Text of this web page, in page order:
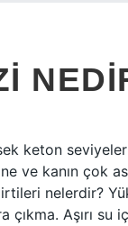
keton
ve kanın çok
nelerdir?
çıkma. Aşırı su